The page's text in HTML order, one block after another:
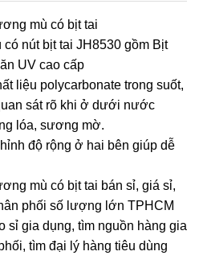
mù có bịt tai
nút bịt tai JH8530 gồm Bịt
UV cao cấp
liệu polycarbonate trong suốt,
sát rõ khi ở dưới nước
lóa, sương mờ.
độ rộng ở hai bên giúp dễ
mù có bịt tai bán sỉ, giá sỉ,
phối số lượng lớn TPHCM
sỉ gia dụng, tìm nguồn hàng gia
tìm đại lý hàng tiêu dùng